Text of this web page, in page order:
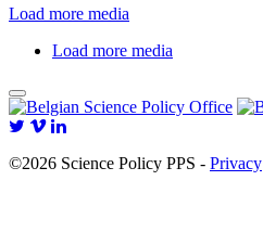
Load more media
Load more media
©2026 Science Policy PPS - Privacy